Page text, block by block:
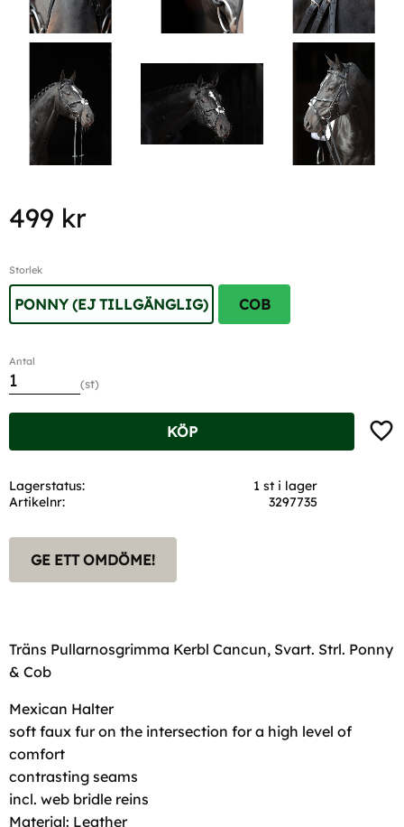
499 kr
Storlek
PONNY (EJ TILLGÄNGLIG) COB
Antal
st
KÖP
Lagerstatus
1 st i lager
Artikelnr
3297735
GE ETT OMDÖME!
Träns Pullarnosgrimma Kerbl Cancun, Svart. Strl. Ponny
& Cob
Mexican Halter
soft faux fur on the intersection for a high level of
comfort
contrasting seams
incl. web bridle reins
Material: Leather